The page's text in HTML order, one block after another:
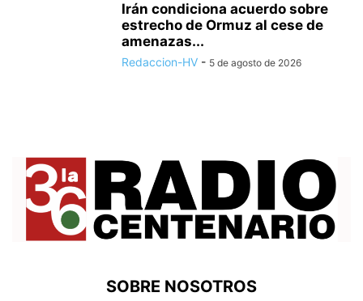
Irán condiciona acuerdo sobre
estrecho de Ormuz al cese de
amenazas...
Redaccion-HV - 5 de agosto de 2026
SOBRE NOSOTROS